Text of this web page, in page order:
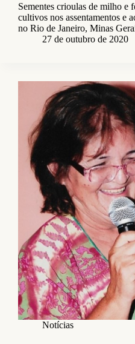
Sementes crioulas de milho e
cultivos nos assentamentos e
no Rio de Janeiro, Minas
27 de outubro de 2020
Notícias